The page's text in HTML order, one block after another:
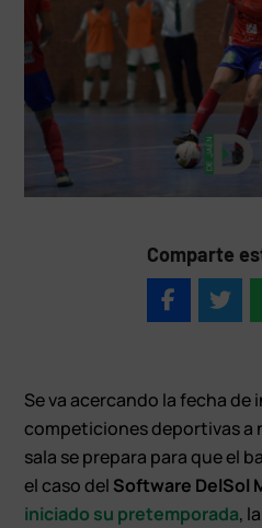
Comparte
Se va acercando la fecha de
competiciones deportivas a
sala se prepara para que el
el caso del Software DelSol
iniciado su pretemporada,